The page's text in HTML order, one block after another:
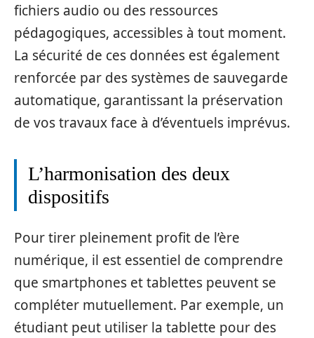
fichiers audio ou des ressources
pédagogiques, accessibles à tout moment.
La sécurité de ces données est également
renforcée par des systèmes de sauvegarde
automatique, garantissant la préservation
de vos travaux face à d’éventuels imprévus.
L’harmonisation des deux
dispositifs
Pour tirer pleinement profit de l’ère
numérique, il est essentiel de comprendre
que smartphones et tablettes peuvent se
compléter mutuellement. Par exemple, un
étudiant peut utiliser la tablette pour des